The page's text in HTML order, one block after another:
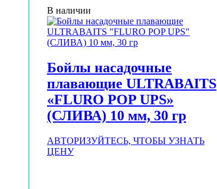
В наличии
Бойлы насадочные
плавающие ULTRABAITS
«FLURO POP UPS»
(СЛИВА) 10 мм, 30 гр
АВТОРИЗУЙТЕСЬ, ЧТОБЫ УЗНАТЬ
ЦЕНУ